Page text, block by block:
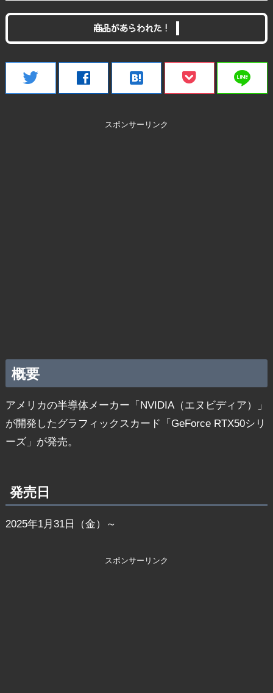
商品があらわれた！
twitter facebook hatenabookmark line
スポンサーリンク
概要
アメリカの半導体メーカー「NVIDIA（エヌビディア）」
が開発したグラフィックスカード「GeForce RTX50シリ
ーズ」が発売。
発売日
2025年1月31日（金）～
スポンサーリンク